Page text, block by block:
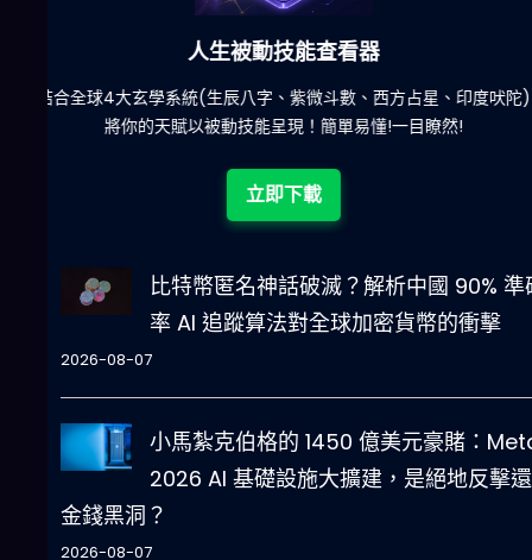
六合彩發達神器
減少超過500萬個低概率中獎組合，提高中獎率
立即下載
比特幣匿名神話破滅？解析中國 90% 準
率 AI 追蹤算法對全球加密貨幣的衝擊
2026-08-07
小馬紮克伯格的 1450 億美元豪賭：
2026 AI 基礎設施大擴建，是絕地反擊
金錢黑洞？
2026-08-07